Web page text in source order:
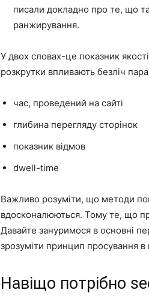
писали докладно про те, що
ранжирування.
У двох словах-це показник
розкрутки впливають безліч
час, проведений на сайті
глибина перегляду сторінок
показник відмов
dwell-time
Важливо розуміти, що методи
вдосконалюються. Тому те, що
Давайте зануримося в основні
зрозуміти принцип просування в
Навіщо потрібно